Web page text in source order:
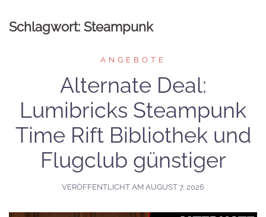
Schlagwort: Steampunk
ANGEBOTE
Alternate Deal:
Lumibricks Steampunk
Time Rift Bibliothek und
Flugclub günstiger
VERÖFFENTLICHT AM AUGUST 7, 2026